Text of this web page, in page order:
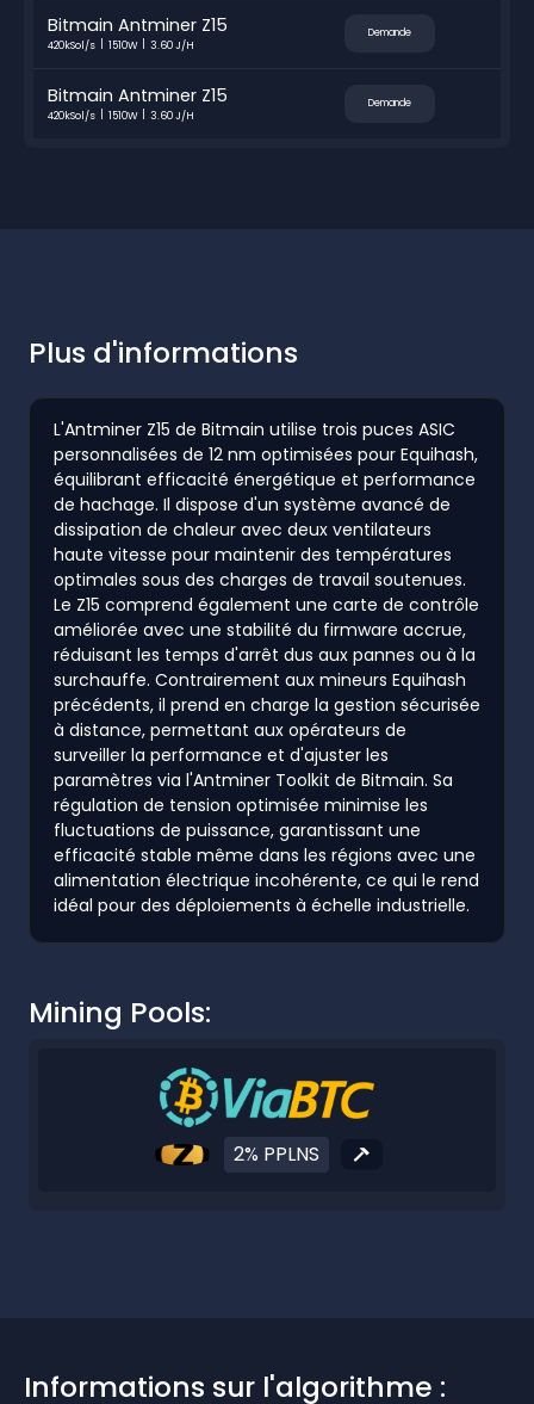
Bitmain Antminer Z15
420kSol/s 1510W 3.60 J/H
Demande
Bitmain Antminer Z15
420kSol/s 1510W 3.60 J/H
Demande
Plus d'informations
L'Antminer Z15 de Bitmain utilise trois puces ASIC
personnalisées de 12 nm optimisées pour Equihash,
équilibrant efficacité énergétique et performance
de hachage. Il dispose d'un système avancé de
dissipation de chaleur avec deux ventilateurs
haute vitesse pour maintenir des températures
optimales sous des charges de travail soutenues.
Le Z15 comprend également une carte de contrôle
améliorée avec une stabilité du firmware accrue,
réduisant les temps d'arrêt dus aux pannes ou à la
surchauffe. Contrairement aux mineurs Equihash
précédents, il prend en charge la gestion sécurisée
à distance, permettant aux opérateurs de
surveiller la performance et d'ajuster les
paramètres via l'Antminer Toolkit de Bitmain. Sa
régulation de tension optimisée minimise les
fluctuations de puissance, garantissant une
efficacité stable même dans les régions avec une
alimentation électrique incohérente, ce qui le rend
idéal pour des déploiements à échelle industrielle.
Mining Pools:
2% PPLNS
Informations sur l'algorithme :